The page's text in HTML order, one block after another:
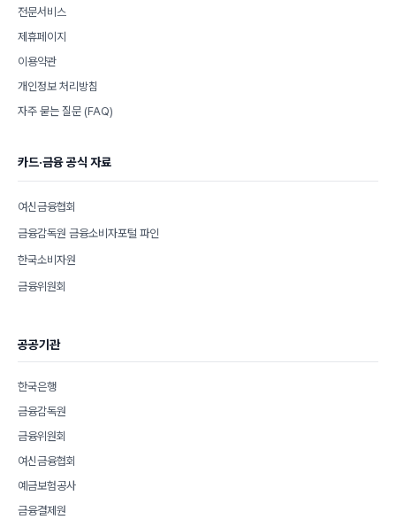
전문서비스
제휴페이지
이용약관
개인정보 처리방침
자주 묻는 질문 (FAQ)
카드·금융 공식 자료
여신금융협회
금융감독원 금융소비자포털 파인
한국소비자원
금융위원회
공공기관
한국은행
금융감독원
금융위원회
여신금융협회
예금보험공사
금융결제원